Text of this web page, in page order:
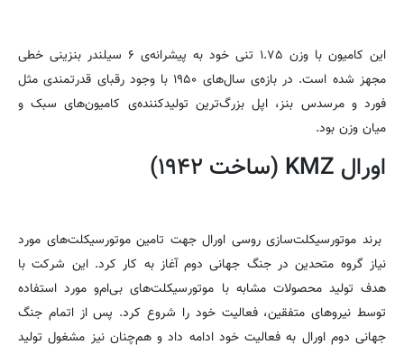
این کامیون با وزن ۱.۷۵ تنی خود به پیشرانه‌ی ۶ سیلندر بنزینی خطی
مجهز شده است. در بازه‌ی سال‌های ۱۹۵۰ با وجود رقبای قدرتمندی مثل
فورد و مرسدس بنز، اپل بزرگ‌ترین تولید‌کننده‌ی کامیون‌های سبک و
میان وزن بود.
اورال KMZ (ساخت ۱۹۴۲)
برند موتورسیکلت‌سازی روسی اورال جهت تامین موتورسیکلت‌های مورد
نیاز گروه متحدین در جنگ جهانی دوم آغاز به کار کرد. این شرکت با
هدف تولید محصولات مشابه با موتورسیکلت‌های بی‌ام‌و مورد استفاده
توسط نیروهای متفقین، فعالیت خود را شروع کرد. پس از اتمام جنگ
جهانی دوم اورال به فعالیت خود ادامه داد و هم‌چنان نیز مشغول تولید